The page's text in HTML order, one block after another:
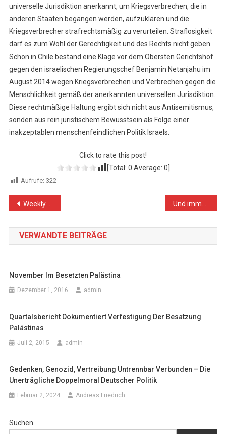
universelle Jurisdiktion anerkannt, um Kriegsverbrechen, die in
anderen Staaten begangen werden, aufzuklären und die
Kriegsverbrecher strafrechtsmäßig zu verurteilen. Straflosigkeit
darf es zum Wohl der Gerechtigkeit und des Rechts nicht geben.
Schon in Chile bestand eine Klage vor dem Obersten Gerichtshof
gegen den israelischen Regierungschef Benjamin Netanjahu im
August 2014 wegen Kriegsverbrechen und Verbrechen gegen die
Menschlichkeit gemäß der anerkannten universellen Jurisdiktion.
Diese rechtmäßige Haltung ergibt sich nicht aus Antisemitismus,
sonden aus rein juristischem Bewusstsein als Folge einer
inakzeptablen menschenfeindlichen Politik Israels.
Click to rate this post!
[Total: 0 Average: 0
Aufrufe: 322
Beitragsnavigation
Weekly Report On Israeli Human Rights Violations in the Occupied Palestinian Territory (15 – 21 June 2017) Und immer wieder droht die Israel-Lobby und schlägt zu!
VERWANDTE BEITRÄGE
November Im Besetzten Palästina
Dezember 1, 2016 admin
Quartalsbericht Dokumentiert Verfestigung Der Besatzung
Palästinas
Juli 2, 2015 admin
Gedenken, Genozid, Vertreibung Untrennbar Verbunden – Die
Unerträgliche Doppelmoral Deutscher Politik
Februar 2, 2024 Andreas Friedrich
Suchen